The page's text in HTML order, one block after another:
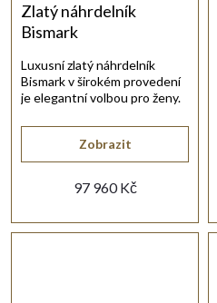
Zlatý náhrdelník
Bismark
97 960 Kč
Zobrazit
Luxusní zlatý náhrdelník
Bismark v širokém provedení
je elegantní volbou pro ženy.